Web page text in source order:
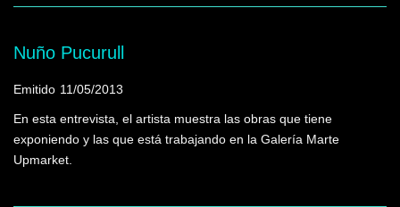
Nuño Pucurull
Emitido 11/05/2013
En esta entrevista, el artista muestra las obras que tiene
exponiendo y las que está trabajando en la Galería Marte
Upmarket.